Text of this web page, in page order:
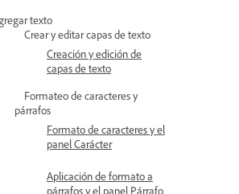
texto
Crear y editar capas de texto
Creación y edición de
capas de texto
Formateo de caracteres y
párrafos
Formato de caracteres y el
panel Carácter
Aplicación de formato a
párrafos y el panel Párrafo